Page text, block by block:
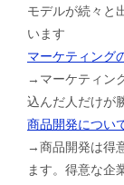
モデルが続々と
います
マーケティング
→マーケティン
込んだ人だけが
商品開発につい
→商品開発は得
ます。得意な企